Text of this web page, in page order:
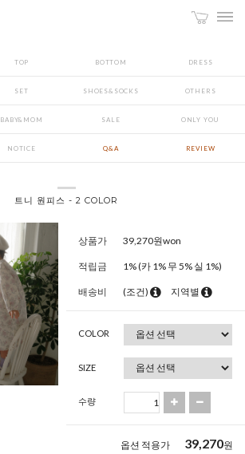
TOP BOTTOM DRESS
SET SHOES&SOCKS OTHERS
BABY&MOM SALE ONLY YOU
NOTICE Q&A REVIEW
트니 원피스 - 2 COLOR
상품가 39,270원won
적립금 1% (카 1% 무 5% 실 1%)
배송비 (조건) 지역별
COLOR
SIZE
수량
옵션 적용가 39,270원